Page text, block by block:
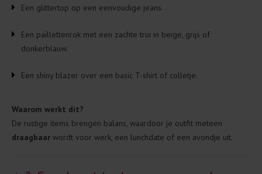
Een glittertop op een eenvoudige jeans.
Een paillettenrok met een zachte trui in beige, grijs of
donkerblauw.
Een shiny blazer over een basic T-shirt of colletje.
Waarom werkt dit?
De rustige items brengen balans, waardoor je outfit meteen
draagbaar wordt voor werk, een lunchdate of een avondje uit.